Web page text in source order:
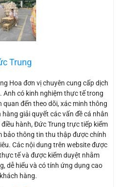
Trung
Hoa đơn vị chuyên cung cấp dịch
có kinh nghiệm thực tế trong
quan đến theo dõi, xác minh thông
giải quyết các vấn đề cá nhân
hành, Đức Trung trực tiếp kiểm
bảo thông tin thu thập được chính
Các nội dung trên website được
tế và được kiểm duyệt nhằm
dễ hiểu và có tính ứng dụng cao
hàng.